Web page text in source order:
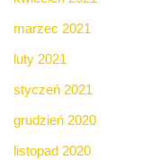
marzec 2021
luty 2021
styczeń 2021
grudzień 2020
listopad 2020